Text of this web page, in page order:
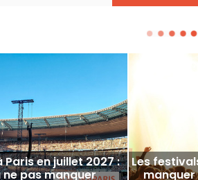
en juillet 2027 :
ne pas manquer
Les
manquer